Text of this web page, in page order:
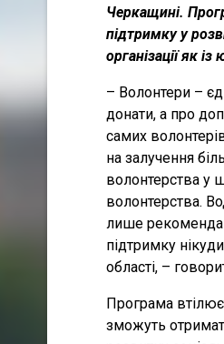
Черкащині.
підтримку у
організації як
– Волонтери –
донати, а про
самих
на залучення
волонтерства у
волонтерства.
лише
підтримку
області, –
Програма
зможуть